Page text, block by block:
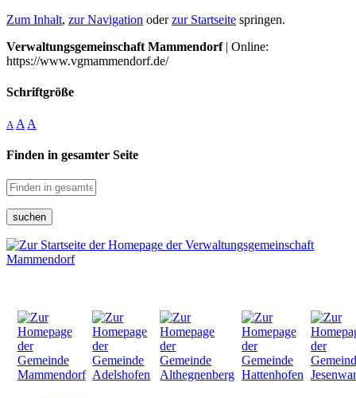
Zum Inhalt, zur Navigation oderzur Startseite springen.
Verwaltungsgemeinschaft Mammendorf| Online:
https://www.vgmammendorf.de/
Schriftgröße
A A A
Finden in gesamter Seite
suchen